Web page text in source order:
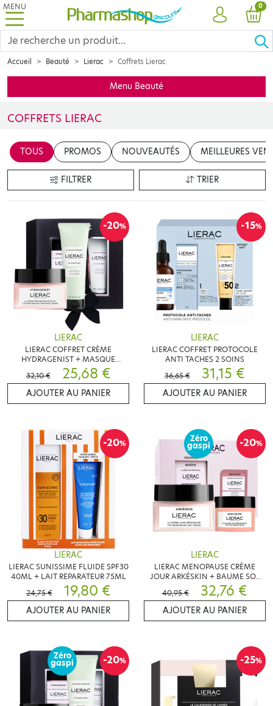
MENU
COMPTE
0
Accueil Beauté Lierac Coffrets Lierac
Menu Beauté
COFFRETS LIERAC
TOUS PROMOS NOUVEAUTÉS MEILLEURES
FILTRER TRIER
-20%
LIERAC
LIERAC COFFRET CRÈME
HYDRAGENIST + MASQUE
GOMMANT
32,10 € 25,68 €
AJOUTER AU PANIER
-15%
LIERAC
LIERAC COFFRET PROTOCOLE
ANTI TACHES 2 SOINS
36,65 €
31,15 €
AJOUTER AU PANIER
-20%
LIERAC
LIERAC SUNISSIME FLUIDE SPF30
40ML + LAIT REPARATEUR 75ML
24,75 €
19,80 €
AJOUTER AU PANIER
-20%
Zéro
gaspi
LIERAC
LIERAC MENOPAUSE CRÈME
JOUR ARKÉSKIN + BAUME SOS
RÉPARATEUR BODY NUTRI
40,95 € 32,76 €
AJOUTER AU PANIER
-20%
Zéro
gaspi -25%